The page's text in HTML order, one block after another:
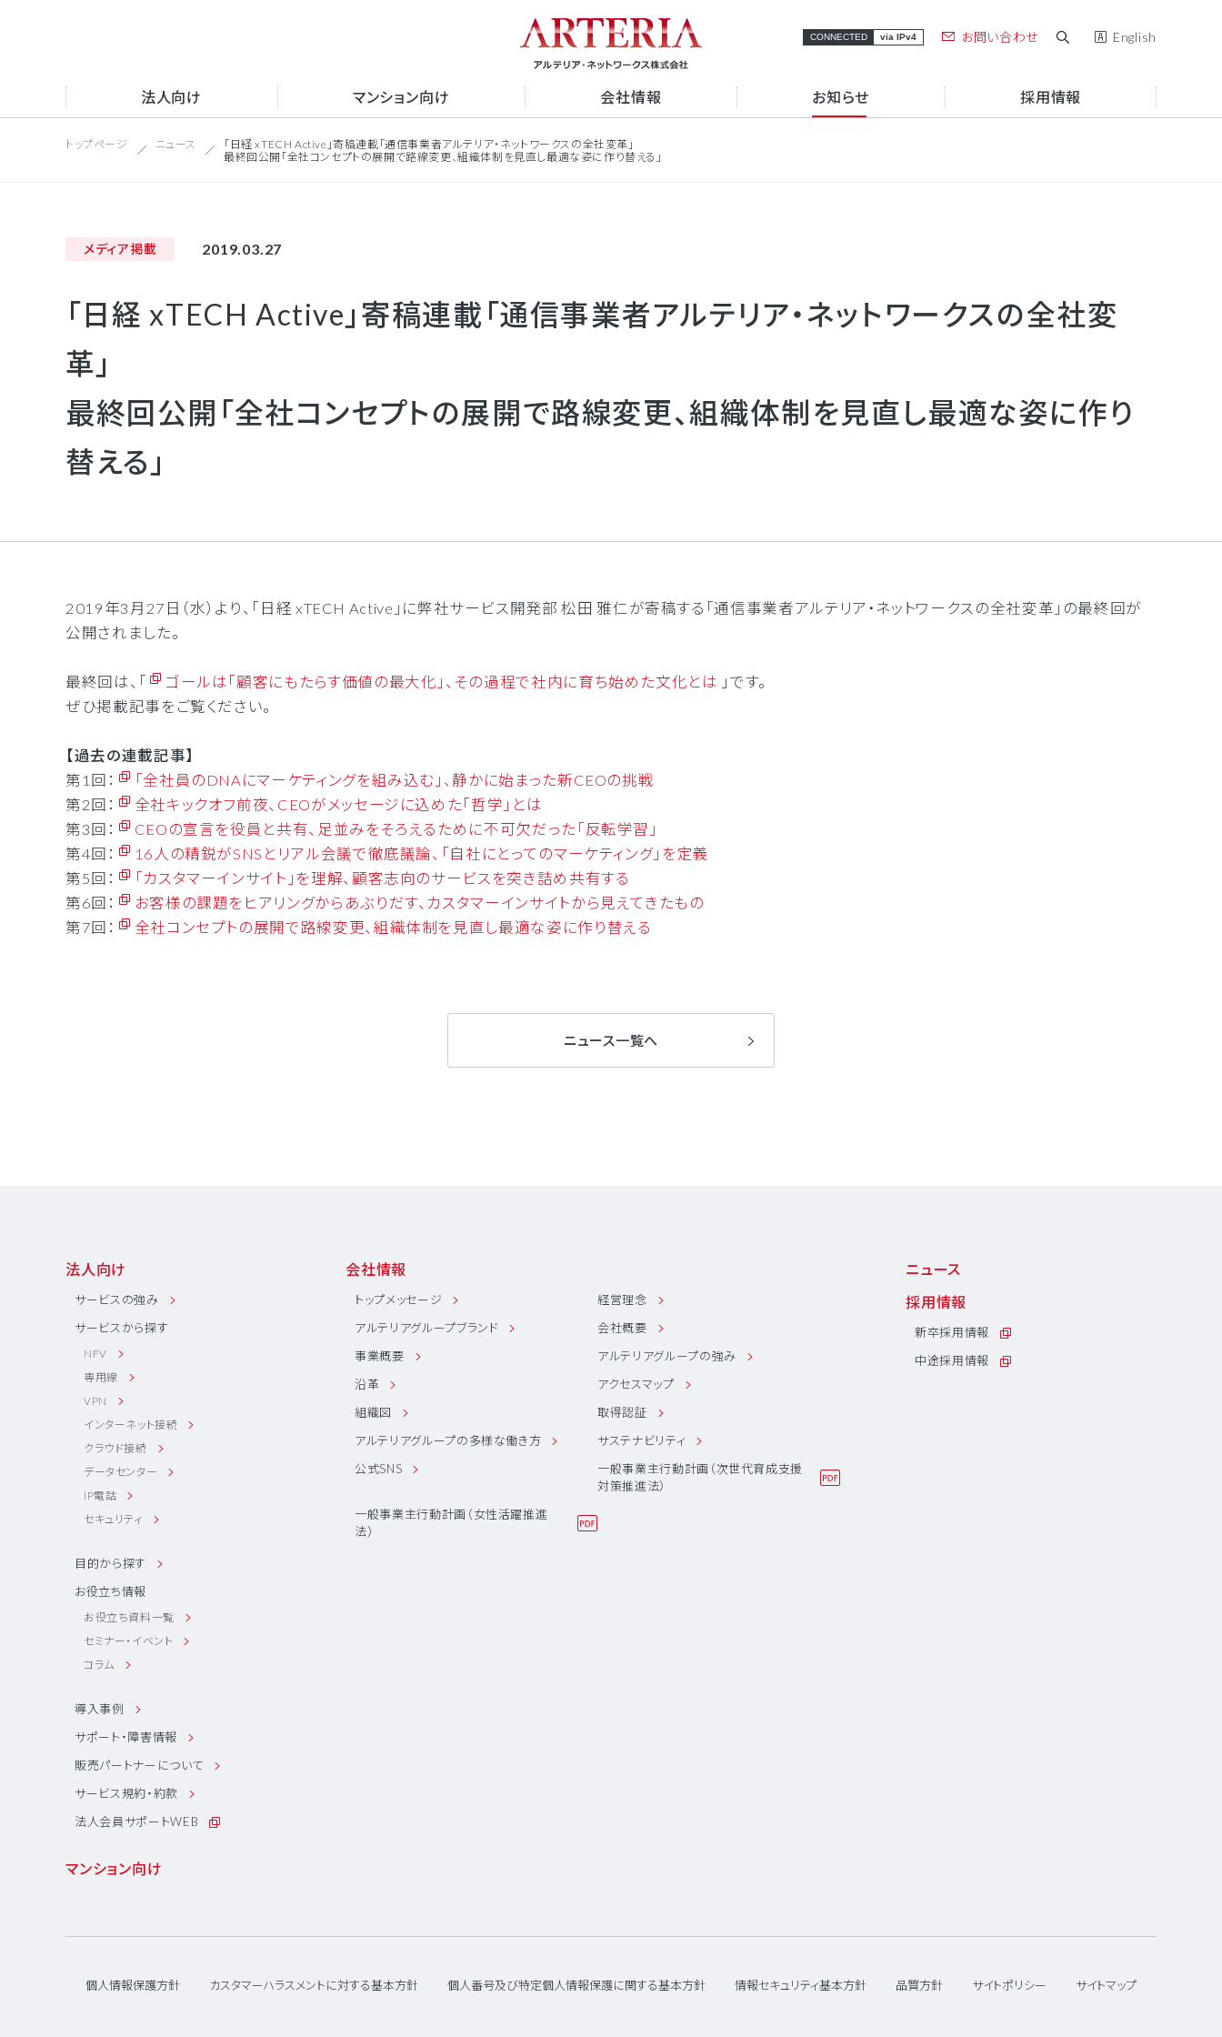
CONNECTED via IPv4 お問い合わせ English
法人向け
サービスの強み
IP電話 セキュリティ
インターネット環境の最適化 クラウド接続
サポート・障害
マンション向け
マンション向け
UCOM光 レジデンス e-mansion Five.A Connectix
会社情報
会社情報
取得認証 アルテリアグループの多様な働き方 サステナビリティ
お知らせ 採用情報
採用情報
新卒採用情報 中途採用情報
トップページ ニュース
「日経 xTECH Active」寄稿連載「通信事業者アルテリア・ネットワークスの全社変革」
最終回公開「全社コンセプトの展開で路線変更、組織体制を見直し最適な姿に作り替える」
メディア掲載 2019.03.27
「日経 xTECH Active」寄稿連載「通信事業者アルテリア・ネットワークスの全社変
革」
最終回公開「全社コンセプトの展開で路線変更、組織体制を見直し最適な姿に作り
替える」
2019年3月27日（水）より、「日経 xTECH Active」に弊社サービス開発部 松田 雅仁が寄稿する「通信事業者アルテリア・ネットワークスの全社変革」の最終回が
公開されました。
最終回は、「 ゴールは「顧客にもたらす価値の最大化」、その過程で社内に育ち始めた文化とは 」です。
ぜひ掲載記事をご覧ください。
【過去の連載記事】
第1回：
「全社員のDNAにマーケティングを組み込む」、静かに始まった新CEOの挑戦
第2回：
全社キックオフ前夜、CEOがメッセージに込めた「哲学」とは
第3回：
CEOの宣言を役員と共有、足並みをそろえるために不可欠だった「反転学習」
第4回：
16人の精鋭がSNSとリアル会議で徹底議論、「自社にとってのマーケティング」を定義
第5回：
「カスタマーインサイト」を理解、顧客志向のサービスを突き詰め共有する
第6回：
お客様の課題をヒアリングからあぶりだす、カスタマーインサイトから見えてきたもの
第7回：
全社コンセプトの展開で路線変更、組織体制を見直し最適な姿に作り替える
ニュース一覧へ
法人向け
サービスの強み
サービスから探す
NFV
専用線
VPN
インターネット接続
クラウド接続
データセンター
IP電話
セキュリティ
目的から探す
お役立ち情報
お役立ち資料一覧
セミナー・イベント
コラム
導入事例
サポート・障害情報
販売パートナーについて
サービス規約・約款
法人会員サポートWEB
マンション向け
会社情報
トップメッセージ
経営理念
アルテリアグループブランド
会社概要
事業概要
アルテリアグループの強み
沿革
アクセスマップ
組織図
取得認証
アルテリアグループの多様な働き方
サステナビリティ
公式SNS
一般事業主行動計画（次世代育成支援
対策推進法）
一般事業主行動計画（女性活躍推進
法）
ニュース
採用情報
新卒採用情報
中途採用情報
個人情報保護方針 カスタマーハラスメントに対する基本方針 個人番号及び特定個人情報保護に関する基本方針 情報セキュリティ基本方針 品質方針 サイトポリシー サイトマップ